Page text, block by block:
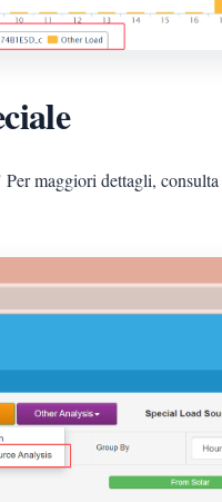
maggiori dettagli, consulta